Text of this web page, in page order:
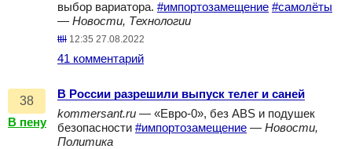
выбор вариатора. #импортозамещение #самолёты
— Новости, Технологии
ttll 12:35 27.08.2022
41 комментарий
38
В пену
В России разрешили выпуск телег и саней
kommersant.ru — «Евро-0», без ABS и подушек
безопасности #импортозамещение — Новости,
Политика